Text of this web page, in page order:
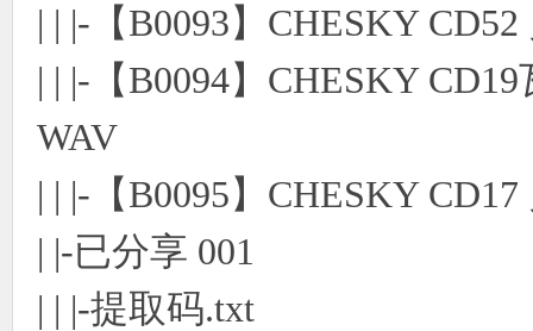
| | |-【B0093】CHESKY
| | |-【B0094】CHESKY
WAV
| | |-【B0095】CHESKY
| |-已分享 001
| | |-提取码.txt